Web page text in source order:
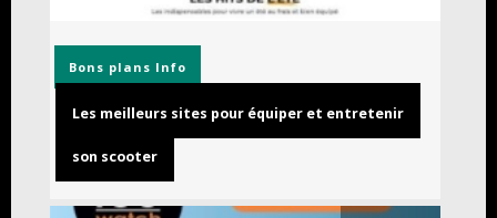
Bons plans Info
Les meilleurs sites pour équiper et entretenir
son scooter